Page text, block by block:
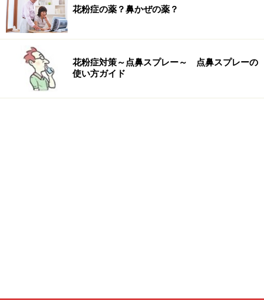
花粉症の薬？鼻かぜの薬？
花粉症対策～点鼻スプレー～ 点鼻スプレーの
使い方ガイド